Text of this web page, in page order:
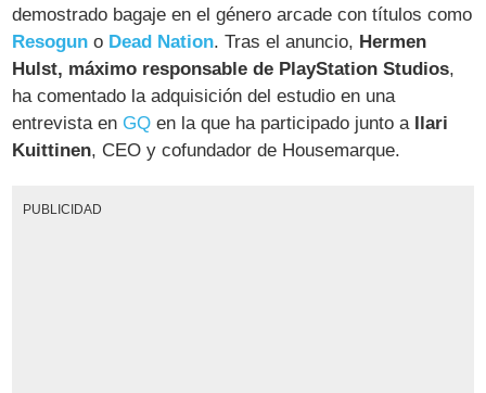
demostrado bagaje en el género arcade con títulos como
Resogun o Dead Nation. Tras el anuncio, Hermen
Hulst, máximo responsable de PlayStation Studios,
ha comentado la adquisición del estudio en una
entrevista en GQ en la que ha participado junto a Ilari
Kuittinen, CEO y cofundador de Housemarque.
PUBLICIDAD